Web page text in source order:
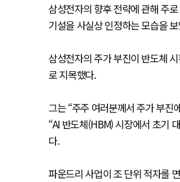
삼성전자의 향후 전략에 관해 주
기설을 사실상 인정하는 모습을
삼성전자의 주가 부진이 반도체
로 지목했다.
그는 “주주 여러분께서 주가 부진
“AI 반도체(HBM) 시장에서 초기
다.
파운드리 사업이 조 단위 적자를